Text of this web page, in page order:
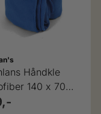
Håndkle
140 x 70